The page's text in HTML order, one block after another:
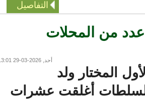
التفاصيل
من المحلات
المختار ولد
أغلقت عشرات